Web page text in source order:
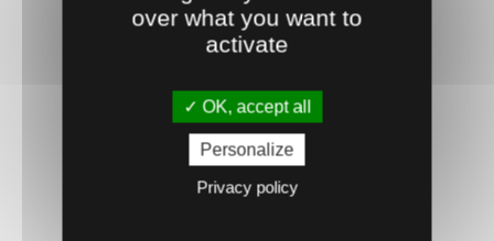
POTEAU 1 DIRECTION AVEC FICHE
directionnel en acier ...
87.92 €HT
AJOUTER AU PANIER
over what you want to
activate
OK, accept all
Personalize
Privacy policy